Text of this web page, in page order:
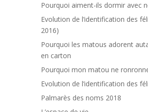
Pourquoi aiment-ils dormir avec
Evolution de l’identification des
2016)
Pourquoi les matous adorent
en carton
Pourquoi mon matou ne
Evolution de l’identification des
Palmarès des noms 2018